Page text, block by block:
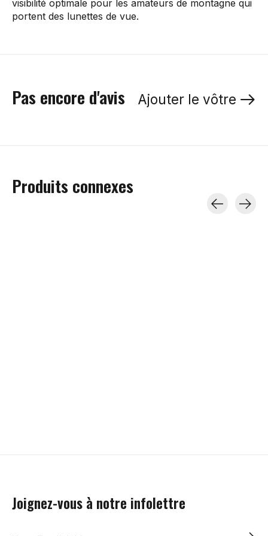
visibilité optimale pour les amateurs de montagne qui
portent des lunettes de vue.
Pas encore d'avis Ajouter le vôtre
Produits connexes
Joignez-vous à notre infolettre